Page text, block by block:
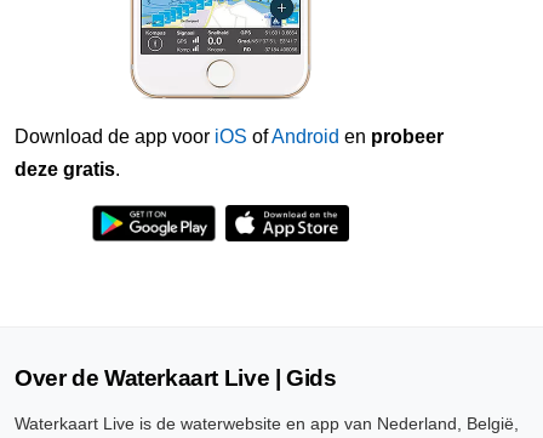
Download de app voor iOS ofAndroid en probeer
deze gratis.
Over de Waterkaart Live | Gids
Waterkaart Live is de waterwebsite en app van Nederland, België,